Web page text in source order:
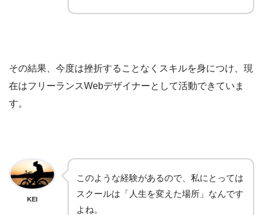
その結果、今度は挫折することなくスキルを身につけ、現
在はフリーランスWebデザイナーとして活動できていま
す。
KEI
このような経験があるので、私にとっては
スクールは「人生を変えた場所」なんです
よね。